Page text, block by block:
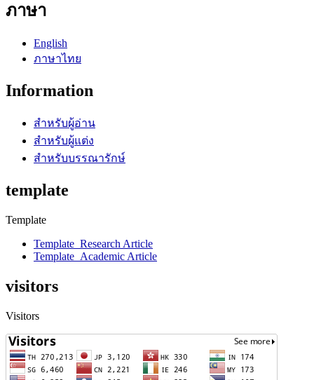
ภาษา
English
ภาษาไทย
Information
สำหรับผู้อ่าน
สำหรับผู้แต่ง
สำหรับบรรณารักษ์
template
Template
Template_Research Article
Template_Academic Article
visitors
Visitors